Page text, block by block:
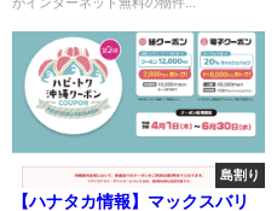
がインターネット無料の物件...
島割り
【ハナタカ情報】マックスバリ